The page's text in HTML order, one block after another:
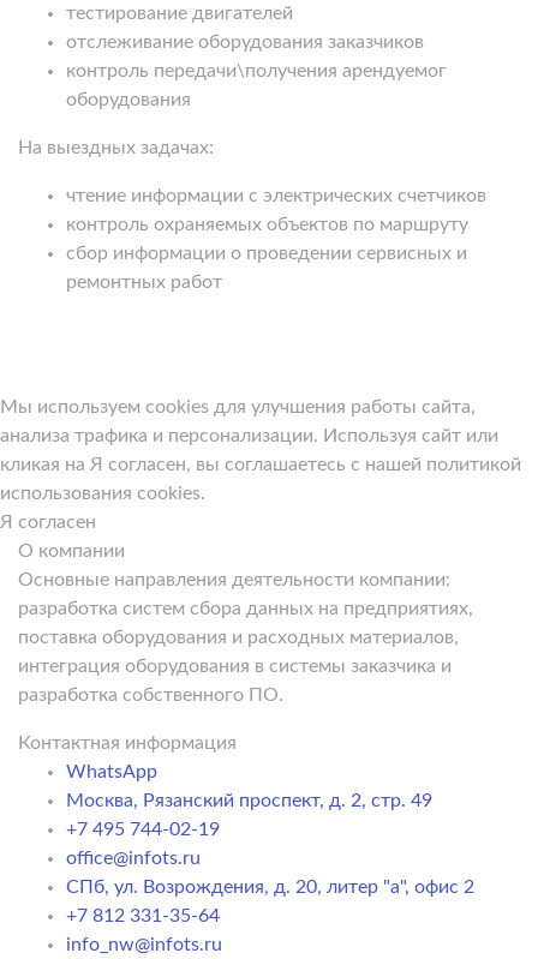
тестирование двигателей
отслеживание оборудования заказчиков
контроль передачи\получения арендуемог
оборудования
На выездных задачах:
чтение информации с электрических счетчиков
контроль охраняемых объектов по маршруту
сбор информации о проведении сервисных и
ремонтных работ
Мы используем cookies для улучшения работы сайта,
анализа трафика и персонализации. Используя сайт или
кликая на Я согласен, вы соглашаетесь с нашей политикой
использования cookies.
Я согласен
О компании
Основные направления деятельности компании:
разработка систем сбора данных на предприятиях,
поставка оборудования и расходных материалов,
интеграция оборудования в системы заказчика и
разработка собственного ПО.
Контактная информация
WhatsApp
Москва, Рязанский проспект, д. 2, стр. 49
+7 495 744-02-19
office@infots.ru
СПб, ул. Возрождения, д. 20, литер "a", офис 2
+7 812 331-35-64
info_nw@infots.ru